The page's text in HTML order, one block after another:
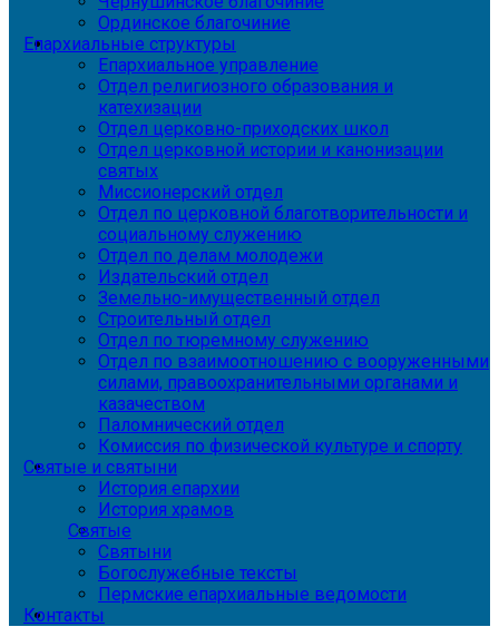
Ординское благочиние
Епархиальные структуры
Епархиальное управление
Отдел религиозного образования и
катехизации
Отдел церковно-приходских школ
Отдел церковной истории и канонизации
святых
Миссионерский отдел
Отдел по церковной благотворительности и
социальному служению
Отдел по делам молодежи
Издательский отдел
Земельно-имущественный отдел
Строительный отдел
Отдел по тюремному служению
Отдел по взаимоотношению с вооруженными
силами, правоохранительными органами и
казачеством
Паломнический отдел
Комиссия по физической культуре и спорту
Святые и святыни
История епархии
История храмов
Святые
Святыни
Богослужебные тексты
Пермские епархиальные ведомости
Контакты